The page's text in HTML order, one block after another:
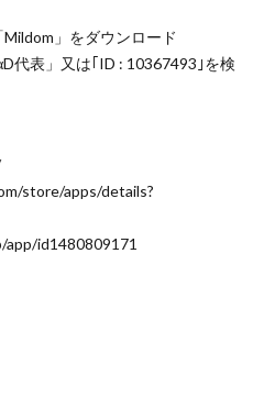
」をダウンロード
代表」又は｢ID : 10367493｣を検
store/apps/details?
id1480809171